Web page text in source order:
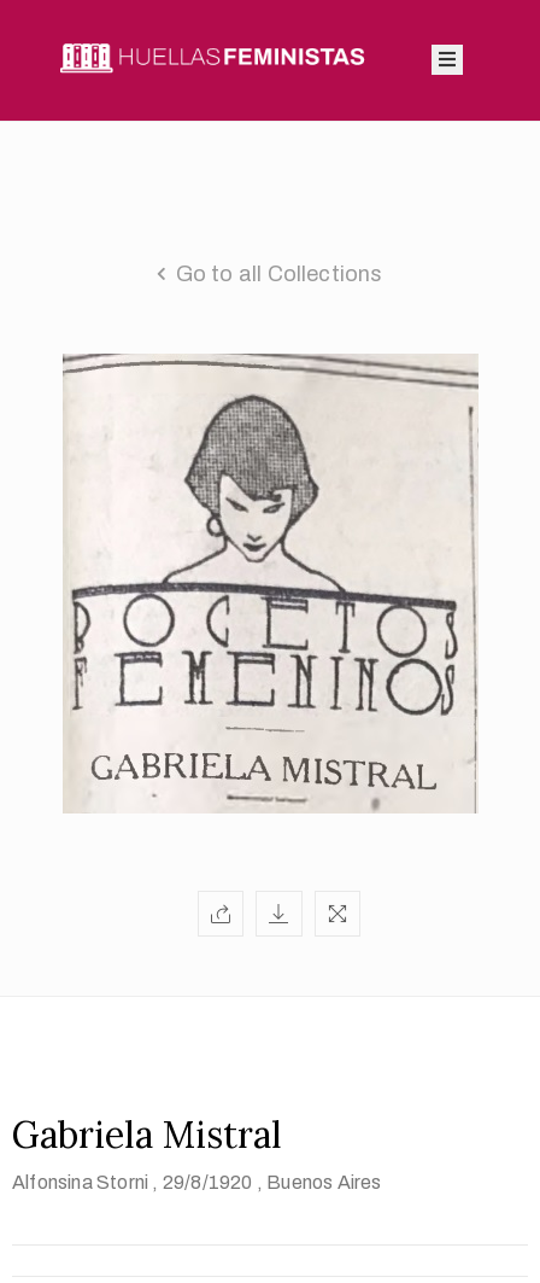
Inicio
Go to all Collections
Gabriela Mistral
Alfonsina Storni , 29/8/1920 , Buenos Aires